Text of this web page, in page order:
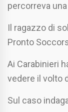
percorreva
Il ragazzo di
Pronto
Ai Carabinieri
vedere il volto
Sul caso